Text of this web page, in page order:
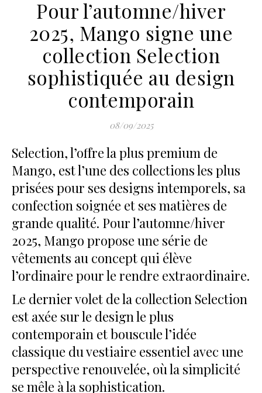
Pour l’automne/hiver
2025, Mango signe une
collection Selection
sophistiquée au design
contemporain
08/09/2025
Selection, l’offre la plus premium de
Mango, est l’une des collections les plus
prisées pour ses designs intemporels, sa
confection soignée et ses matières de
grande qualité. Pour l’automne/hiver
2025, Mango propose une série de
vêtements au concept qui élève
l’ordinaire pour le rendre extraordinaire.
Le dernier volet de la collection Selection
est axée sur le design le plus
contemporain et bouscule l’idée
classique du vestiaire essentiel avec une
perspective renouvelée, où la simplicité
se mêle à la sophistication.